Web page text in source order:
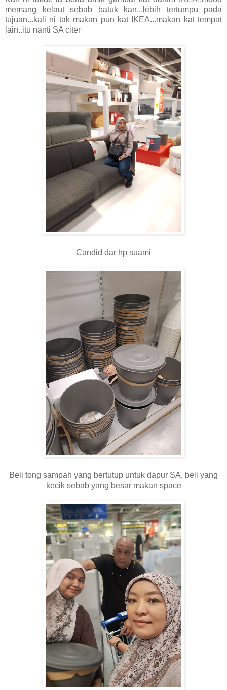
memang kelaut sebab batuk kan...lebih tertumpu pada
tujuan...kali ni tak makan pun kat IKEA...makan kat tempat
lain..itu nanti SA citer
Candid dar hp suami
Beli tong sampah yang bertutup untuk dapur SA, beli yang
kecik sebab yang besar makan space